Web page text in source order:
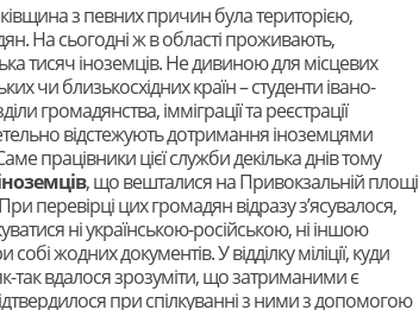
з певних причин була територією,
На сьогодні ж в області проживають,
тисяч іноземців. Не дивиною для місцевих
чи близькосхідних країн – студенти івано-
громадянства, імміграції та реєстрації
відстежують дотримання іноземцями
працівники цієї служби декілька днів тому
, що вешталися на Привокзальній площі
перевірці цих громадян відразу з’ясувалося,
ні українською-російською, ні іншою
жодних документів. У відділку міліції, куди
так вдалося зрозуміти, що затриманими є
при спілкуванні з ними з допомогою